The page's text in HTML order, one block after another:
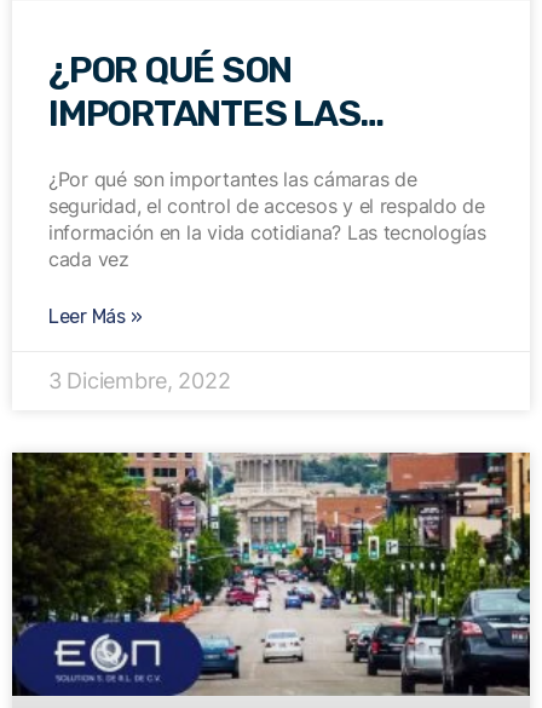
¿POR QUÉ SON
IMPORTANTES LAS
EL CONTROL DE ACCESOS
Y EL RESPALDO DE
COTIDIANA?
¿Por qué son importantes las cámaras de
seguridad, el control de accesos y el respaldo de
información en la vida cotidiana? Las tecnologías
cada vez
Leer Más »
3 Diciembre, 2022